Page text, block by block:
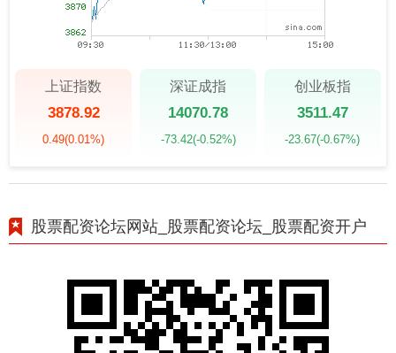
上证指数
3878.92
0.49(0.01%)
深证成指
14070.78
-73.42(-0.52%)
创业板指
3511.47
-23.67(-0.67%)
股票配资论坛网站_股票配资论坛_股票配资开户